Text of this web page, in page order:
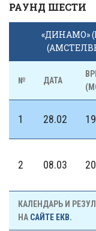
РАУНД ШЕСТИ
«ДИНАМО»
№ ДАТА
1 28.02
2 08.03
КАЛЕНДАРЬ И
НА САЙТЕ ЕКВ.